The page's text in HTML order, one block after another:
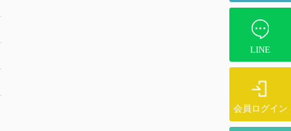
LINE
会員ログイン